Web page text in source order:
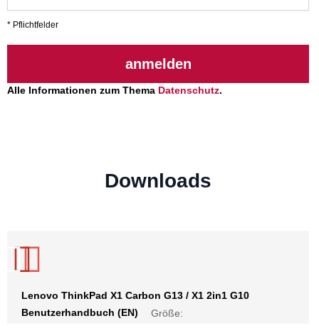
* Pflichtfelder
anmelden
Alle Informationen zum Thema Datenschutz.
Downloads
Lenovo ThinkPad X1 Carbon G13 / X1 2in1 G10
Benutzerhandbuch (EN)
Größe: